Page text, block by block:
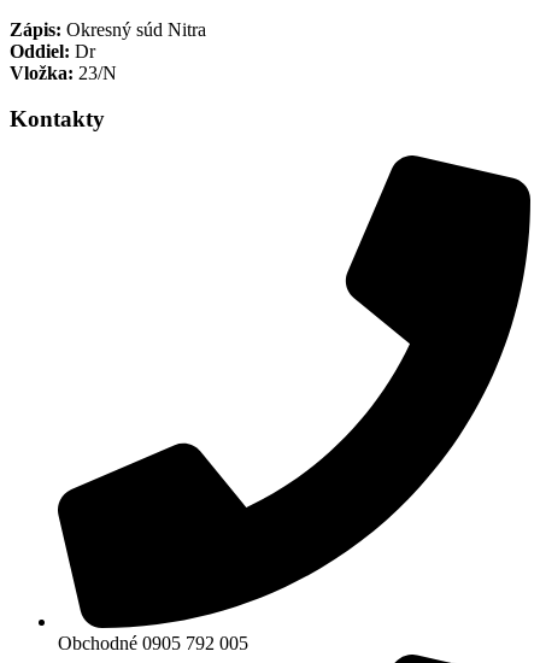
Zápis: Okresný súd Nitra
Oddiel: Dr
Vložka: 23/N
Kontakty
Obchodné 0905 792 005